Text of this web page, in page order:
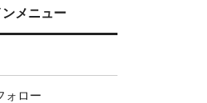
ンメニュー
ォロー